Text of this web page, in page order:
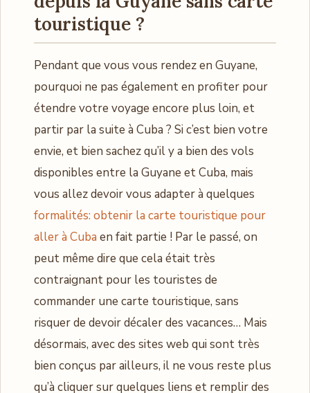
touristique ?
Pendant que vous vous rendez en Guyane,
pourquoi ne pas également en profiter pour
étendre votre voyage encore plus loin, et
partir par la suite à Cuba ? Si c’est bien votre
envie, et bien sachez qu’il y a bien des vols
disponibles entre la Guyane et Cuba, mais
vous allez devoir vous adapter à quelques
formalités: obtenir la carte touristique pour
aller à Cuba en fait partie ! Par le passé, on
peut même dire que cela était très
contraignant pour les touristes de
commander une carte touristique, sans
risquer de devoir décaler des vacances… Mais
désormais, avec des sites web qui sont très
bien conçus par ailleurs, il ne vous reste plus
qu’à cliquer sur quelques liens et remplir des